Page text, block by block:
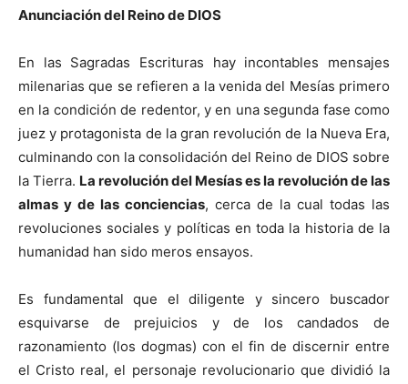
Anunciacióndel Reino de DIOS
En las Sagradas Escrituras hay incontables mensajes
milenarias que se refieren a la venida del Mesías primero
en la condición de redentor, y en una segunda fase como
juez y protagonista de la gran revolución de la Nueva Era,
culminando con la consolidación del Reino de DIOS sobre
la Tierra. La revolución del Mesías es la revolución de las
almas y de las conciencias, cerca de la cual todas las
revoluciones sociales y políticas en toda la historia de la
humanidad han sido meros ensayos.
Es fundamental que el diligente y sincero buscador
esquivarse de prejuicios y de los candados de
razonamiento (los dogmas) con el fin de discernir entre
el Cristo real, el personaje revolucionario que dividió la